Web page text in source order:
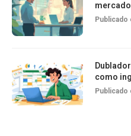
Publicado
como
Publicado